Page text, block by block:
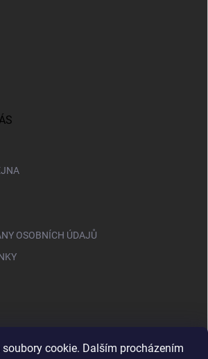
cookie. Dalším procházením
OSOBNÍCH ÚDAJŮ